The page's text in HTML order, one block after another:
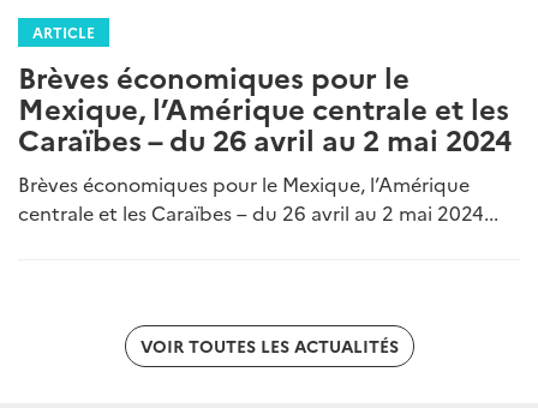
ARTICLE
Brèves économiques pour le
Mexique, l’Amérique centrale et les
Caraïbes – du 26 avril au 2 mai 2024
Brèves économiques pour le Mexique, l’Amérique
centrale et les Caraïbes – du 26 avril au 2 mai 2024...
VOIR TOUTES LES ACTUALITÉS